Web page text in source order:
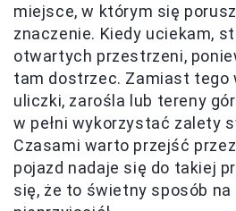
miejsce, w którym się
znaczenie. Kiedy uciekam,
otwartych przestrzeni,
tam dostrzec. Zamiast tego
uliczki, zarośla lub tereny
w pełni wykorzystać zalety
Czasami warto przejść
pojazd nadaje się do takiej
się, że to świetny sposób